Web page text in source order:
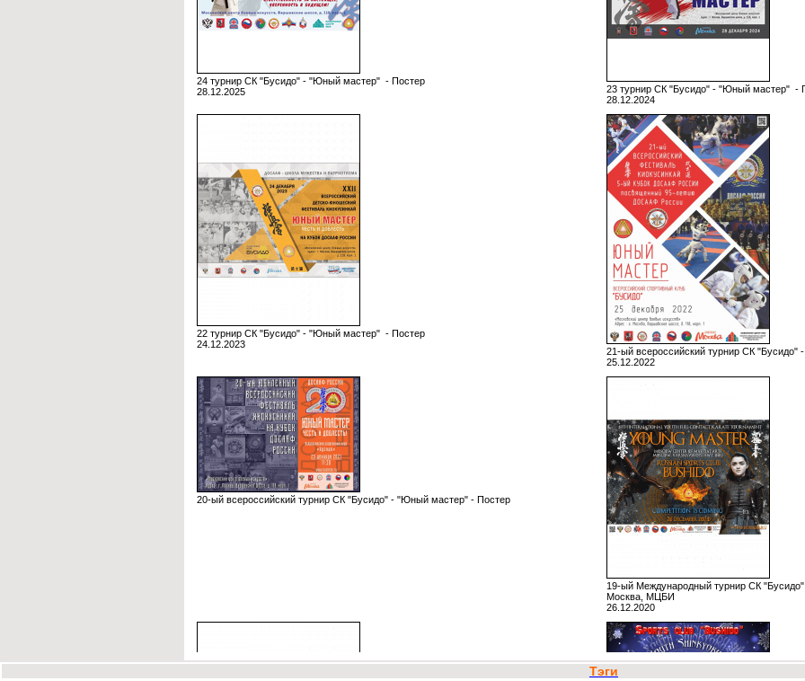
24 турнир СК "Бусидо" - "Юный мастер" - Постер
28.12.2025
23 турнир СК "Бусидо" - "Юный мастер" -
28.12.2024
22 турнир СК "Бусидо" - "Юный мастер" - Постер
24.12.2023
21-ый всероссийский турнир СК
25.12.2022
20-ый всероссийский турнир СК "Бусидо" - "Юный мастер" - Постер
19-ый Международный турнир СК
Москва, МЦБИ
26.12.2020
Тэги